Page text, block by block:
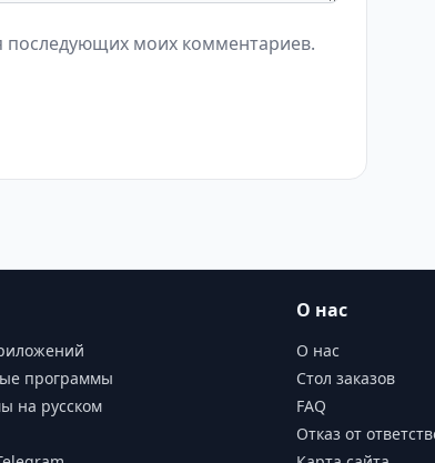
последующих моих комментариев.
программы
на русском
О нас
О нас
Стол заказов
FAQ
Отказ от